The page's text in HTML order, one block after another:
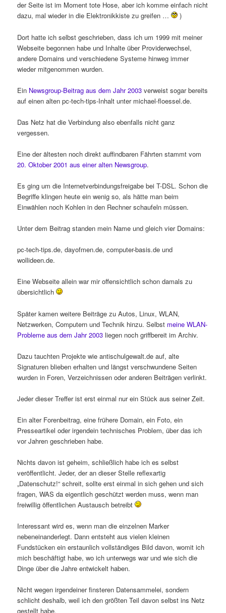
der Seite ist im Moment tote Hose, aber ich komme einfach nicht
dazu, mal wieder in die Elektronikkiste zu greifen …
)
Dort hatte ich selbst geschrieben, dass ich um 1999 mit meiner
Webseite begonnen habe und Inhalte über Providerwechsel,
andere Domains und verschiedene Systeme hinweg immer
wieder mitgenommen wurden.
Ein Newsgroup-Beitrag aus dem Jahr 2003 verweist sogar bereits
auf einen alten pc-tech-tips-Inhalt unter michael-floessel.de.
Das Netz hat die Verbindung also ebenfalls nicht ganz
vergessen.
Eine der ältesten noch direkt auffindbaren Fährten stammt vom
20. Oktober 2001 aus einer alten Newsgroup.
Es ging um die Internetverbindungsfreigabe bei T-DSL. Schon die
Begriffe klingen heute ein wenig so, als hätte man beim
Einwählen noch Kohlen in den Rechner schaufeln müssen.
Unter dem Beitrag standen mein Name und gleich vier Domains:
pc-tech-tips.de, dayofmen.de, computer-basis.de und
wollideen.de.
Eine Webseite allein war mir offensichtlich schon damals zu
übersichtlich
Später kamen weitere Beiträge zu Autos, Linux, WLAN,
Netzwerken, Computern und Technik hinzu. Selbst meine WLAN-
Probleme aus dem Jahr 2003 liegen noch griffbereit im Archiv.
Dazu tauchten Projekte wie antischulgewalt.de auf, alte
Signaturen blieben erhalten und längst verschwundene Seiten
wurden in Foren, Verzeichnissen oder anderen Beiträgen verlinkt.
Jeder dieser Treffer ist erst einmal nur ein Stück aus seiner Zeit.
Ein alter Forenbeitrag, eine frühere Domain, ein Foto, ein
Presseartikel oder irgendein technisches Problem, über das ich
vor Jahren geschrieben habe.
Nichts davon ist geheim, schließlich habe ich es selbst
veröffentlicht. Jeder, der an dieser Stelle reflexartig
„Datenschutz!“ schreit, sollte erst einmal in sich gehen und sich
fragen, WAS da eigentlich geschützt werden muss, wenn man
freiwillig öffentlichen Austausch betreibt
Interessant wird es, wenn man die einzelnen Marker
nebeneinanderlegt. Dann entsteht aus vielen kleinen
Fundstücken ein erstaunlich vollständiges Bild davon, womit ich
mich beschäftigt habe, wo ich unterwegs war und wie sich die
Dinge über die Jahre entwickelt haben.
Nicht wegen irgendeiner finsteren Datensammelei, sondern
schlicht deshalb, weil ich den größten Teil davon selbst ins Netz
gestellt habe.